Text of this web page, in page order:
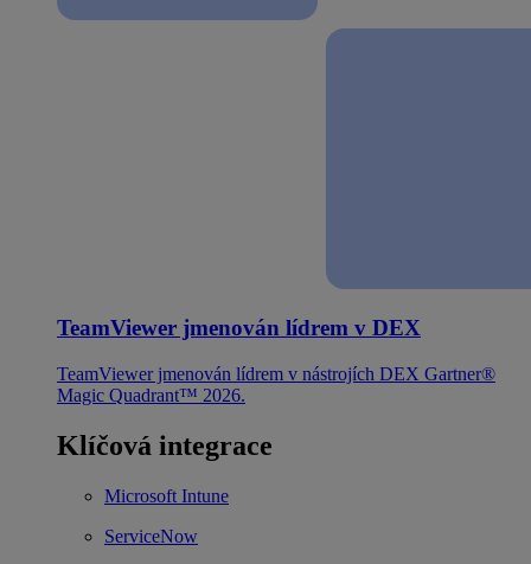
TeamViewer jmenován lídrem v DEX
TeamViewer jmenován lídrem v nástrojích DEX Gartner®
Magic Quadrant™ 2026.
Klíčová integrace
Microsoft Intune
ServiceNow